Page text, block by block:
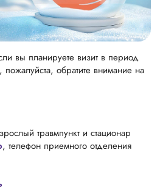
вы планируете визит в период
обратите внимание на
травмпункт и стационар
, телефон приемного отделения